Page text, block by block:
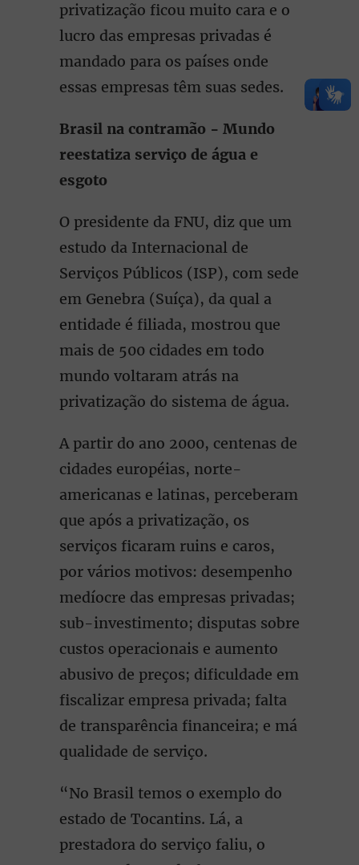
privatização ficou muito cara e o
lucro das empresas privadas é
mandado para os países onde
essas empresas têm suas sedes.
Brasil na contramão - Mundo
reestatiza serviço de água e
esgoto
O presidente da FNU, diz que um
estudo da Internacional de
Serviços Públicos (ISP), com sede
em Genebra (Suíça), da qual a
entidade é filiada, mostrou que
mais de 500 cidades em todo
mundo voltaram atrás na
privatização do sistema de água.
A partir do ano 2000, centenas de
cidades européias, norte-
americanas e latinas, perceberam
que após a privatização, os
serviços ficaram ruins e caros,
por vários motivos: desempenho
medíocre das empresas privadas;
sub-investimento; disputas sobre
custos operacionais e aumento
abusivo de preços; dificuldade em
fiscalizar empresa privada; falta
de transparência financeira; e má
qualidade de serviço.
“No Brasil temos o exemplo do
estado de Tocantins. Lá, a
prestadora do serviço faliu, o